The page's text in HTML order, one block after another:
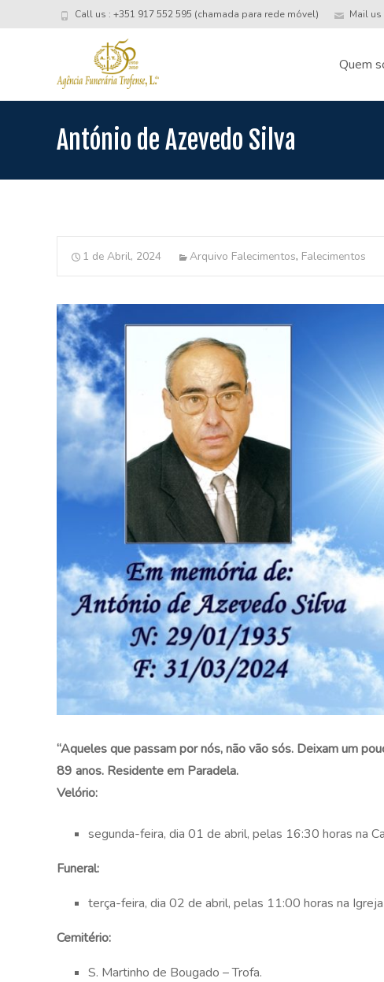
Call us : +351 917 552 595 (chamada para rede móvel) Mail
Quem
António de Azevedo Silva
1 de Abril, 2024 Arquivo Falecimentos, Falecimentos
“Aqueles que passam por nós, não vão sós. Deixam um
89 anos. Residente em Paradela.
Velório:
segunda-feira, dia 01 de abril, pelas 16:30 horas na
Funeral:
terça-feira, dia 02 de abril, pelas 11:00 horas na
Cemitério:
S. Martinho de Bougado – Trofa.